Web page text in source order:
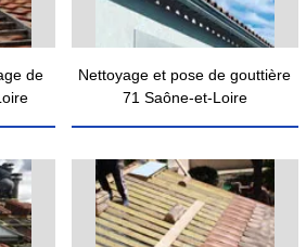
de
Nettoyage et pose de gouttière
71 Saône-et-Loire